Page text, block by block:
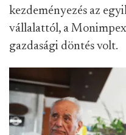
kezdeményezés az
vállalattól, a
gazdasági döntés volt.